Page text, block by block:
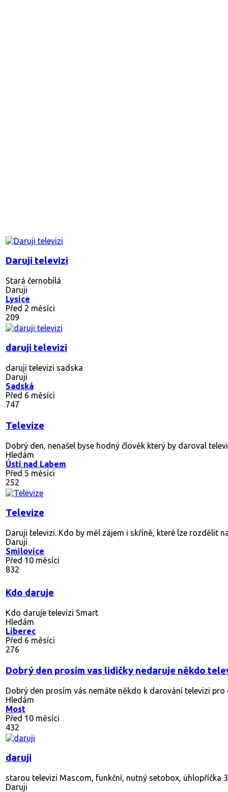
Daruji televizi
Stará černobílá
Daruji
Lysice
Před 2 měsíci
209
daruji televizi
daruji televizi sadska
Daruji
Sadská
Před 6 měsíci
747
Televize
Dobrý den, nenašel byse hodný člověk který by daroval
Hledám
Ústí nad Labem
Před 5 měsíci
252
Televize
Daruji televizi. Kdo by měl zájem i skříně, které lze rozdělit
Daruji
Smilovice
Před 10 měsíci
832
Kdo daruje
Kdo daruje televizi Smart
Hledám
Liberec
Před 6 měsíci
276
Dobrý den prosím vas lidičky nedaruje někdo
Dobrý den prosím vás nemáte někdo k darování televizi
Hledám
Most
Před 10 měsíci
432
daruji
starou televizi Mascom, funkční, nutný setobox, úhlopříčka
Daruji